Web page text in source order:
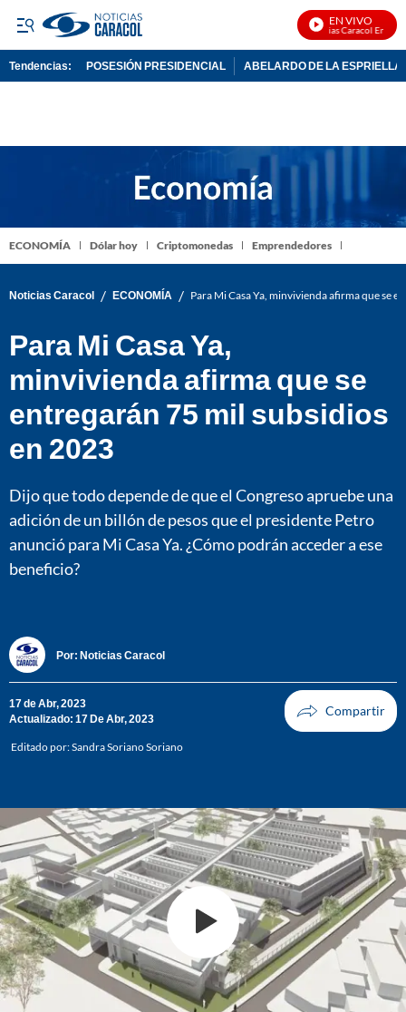
EN VIVO
Noticias Caracol En Vivo
Tendencias: POSESIÓN PRESIDENCIAL ABELARDO DE LA ESPRIELLA
ECONOMÍA Dólar hoy Criptomonedas Emprendedores
Noticias Caracol / ECONOMÍA / Para Mi Casa Ya, minvivienda afirma que se
Para Mi Casa Ya,
minvivienda afirma que se
entregarán 75 mil subsidios
en 2023
Dijo que todo depende de que el Congreso apruebe una
adición de un billón de pesos que el presidente Petro
anunció para Mi Casa Ya. ¿Cómo podrán acceder a ese
beneficio?
Por: Noticias Caracol
17 de Abr, 2023
Actualizado: 17 De Abr, 2023
Editado por:Sandra Soriano Soriano